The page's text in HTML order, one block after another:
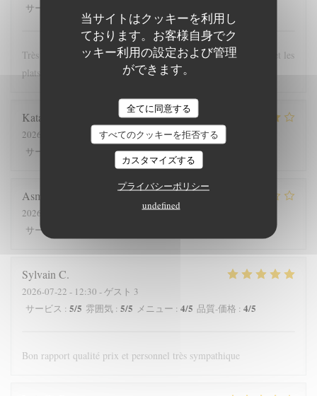
当サイトはクッキーを利用し
ております。お客様自身でク
ッキー利用の設定および管理
ができます。
全てに同意する
すべてのクッキーを拒否する
カスタマイズする
プライバシーポリシー
undefined
サービス
Très bonne expérience au Ranch, le personnel est très agréable et les
plats (les Welsh notamment) sont copieux et variés
Katariina
2026-07-25
- 12:00 - ゲスト 6
サービス
:4/5 メニュー:4/5 品質-価格
Asmaa
2026-07-23
サービス
Sylvain C
2026-07-22 - 12:30 - ゲスト 3
サービス : 5/5 雰囲気 : 5/5 メニュー : 4/5 品質-価格 : 4/5
Bon rapport qualité prix et personnel très sympathique